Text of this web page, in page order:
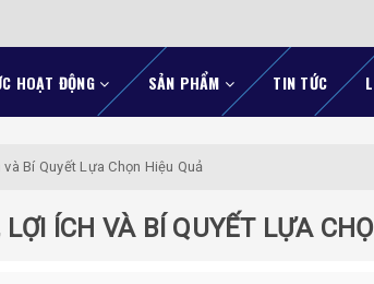
HOẠT ĐỘNG SẢN PHẨM TIN TỨC
Bí Quyết Lựa Chọn Hiệu Quả
ÍCH VÀ BÍ QUYẾT LỰA